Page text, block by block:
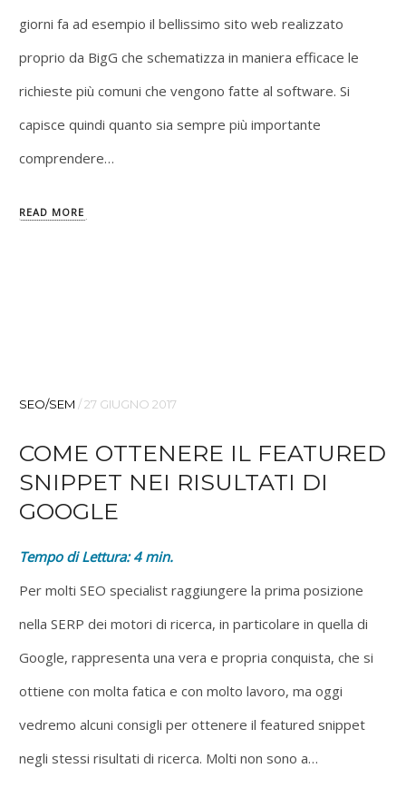
giorni fa ad esempio il bellissimo sito web realizzato
proprio da BigG che schematizza in maniera efficace le
richieste più comuni che vengono fatte al software. Si
capisce quindi quanto sia sempre più importante
comprendere…
READ MORE
SEO/SEM /27 GIUGNO 2017
COME OTTENERE IL FEATURED
SNIPPET NEI RISULTATI DI
GOOGLE
Tempo di Lettura:4 min.
Per molti SEO specialist raggiungere la prima posizione
nella SERP dei motori di ricerca, in particolare in quella di
Google, rappresenta una vera e propria conquista, che si
ottiene con molta fatica e con molto lavoro, ma oggi
vedremo alcuni consigli per ottenere il featured snippet
negli stessi risultati di ricerca. Molti non sono a…